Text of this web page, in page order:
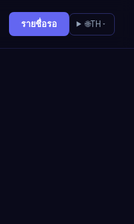
รายชื่อรอ 🌐TH